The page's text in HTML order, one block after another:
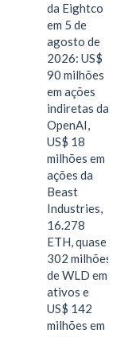
da Eightco
em 5 de
agosto de
2026: US$
90 milhões
em ações
indiretas da
OpenAI,
US$ 18
milhões em
ações da
Beast
Industries,
16.278
ETH, quase
302 milhões
de WLD em
ativos e
US$ 142
milhões em